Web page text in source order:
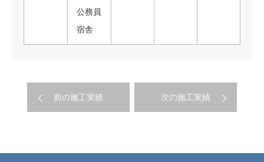
公務員
宿舎
前の施工実績 次の施工実績